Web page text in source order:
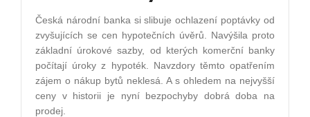
Česká národní banka si slibuje ochlazení poptávky od
zvyšujících se cen hypotečních úvěrů. Navýšila proto
základní úrokové sazby, od kterých komerční banky
počítají úroky z hypoték. Navzdory těmto opatřením
zájem o nákup bytů neklesá. A s ohledem na nejvyšší
ceny v historii je nyní bezpochyby dobrá doba na
prodej.